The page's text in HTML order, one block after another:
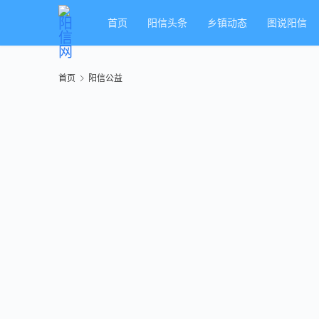
首页 阳信头条 乡镇动态 图说阳信
首页 阳信公益